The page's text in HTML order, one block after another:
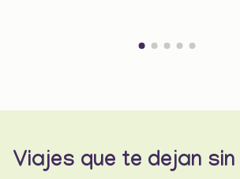
Viajes que te dejan